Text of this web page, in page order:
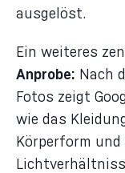
ausgelöst.
Ein weiteres
Anprobe: Nach
Fotos zeigt
wie das
Körperform